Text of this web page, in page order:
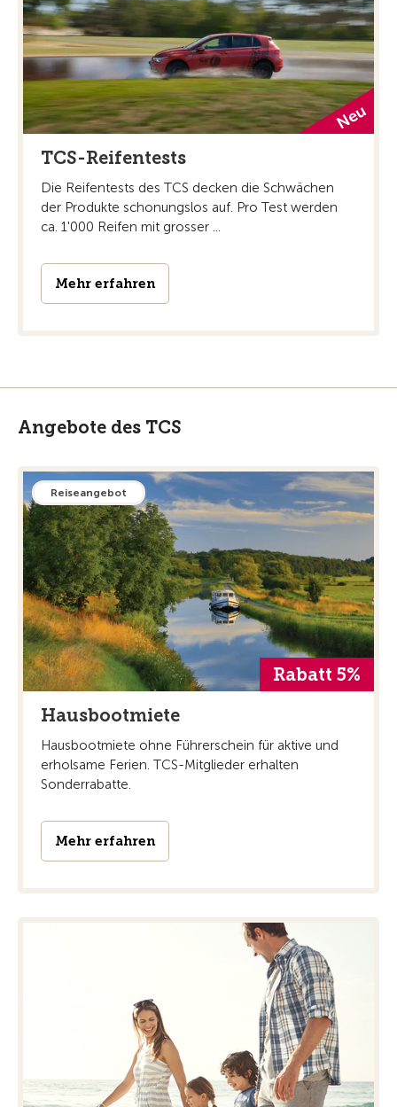
TCS-Reifentests
Die Reifentests des TCS decken die Schwächen
der Produkte schonungslos auf. Pro Test werden
ca. 1'000 Reifen mit grosser ...
Mehr erfahren
Angebote des TCS
Reiseangebot
Rabatt 5%
Hausbootmiete
Hausbootmiete ohne Führerschein für aktive und
erholsame Ferien. TCS-Mitglieder erhalten
Sonderrabatte.
Mehr erfahren